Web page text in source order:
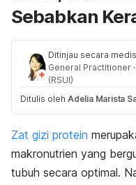
Sebabkan
Ditinjau secara
General Practitioner ·
(RSUI)
Ditulis oleh Adelia Marista
Zat gizi protein
makronutrien yang
tubuh secara optimal.